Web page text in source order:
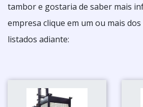
tambor e gostaria de saber mais
empresa clique em um ou mais
listados adiante: